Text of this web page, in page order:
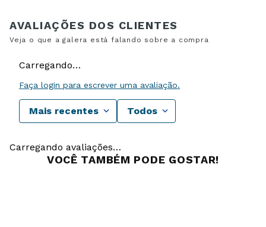
Carregando…
Faça login para escrever uma avaliação.
Mais recentes Todos
Carregando avaliações…
VOCÊ TAMBÉM PODE GOSTAR!